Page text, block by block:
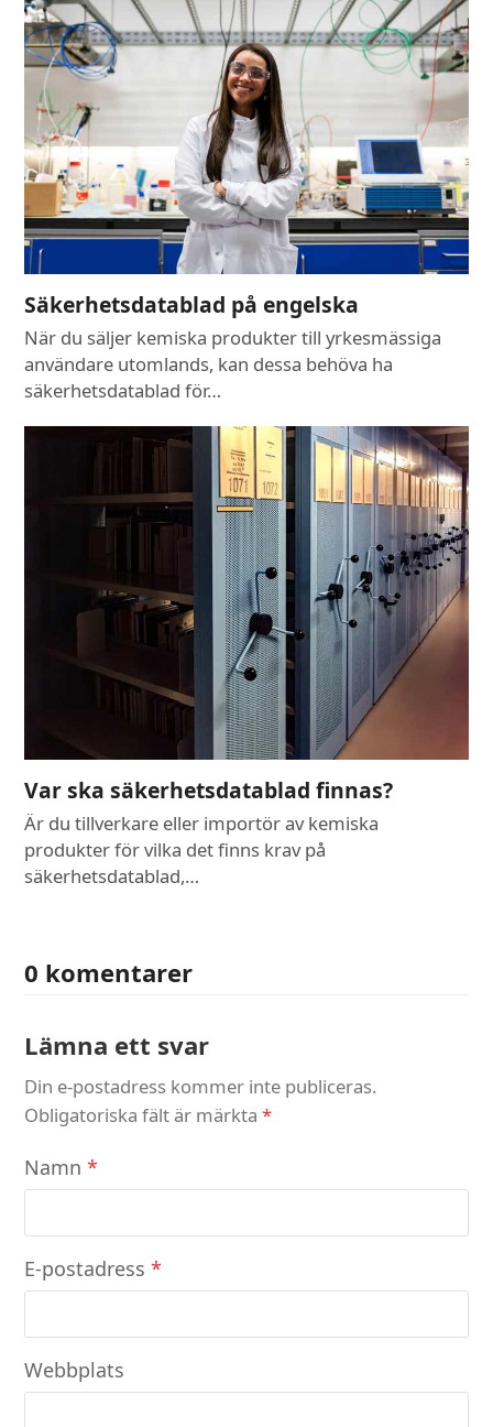
Säkerhetsdatablad på engelska
När du säljer kemiska produkter till yrkesmässiga
användare utomlands, kan dessa behöva ha
säkerhetsdatablad för…
Var ska säkerhetsdatablad finnas?
Är du tillverkare eller importör av kemiska
produkter för vilka det finns krav på
säkerhetsdatablad,…
0 komentarer
Lämna ett svar
Din e-postadress kommer inte publiceras.
Obligatoriska fält är märkta*
Namn*
E-postadress*
Webbplats